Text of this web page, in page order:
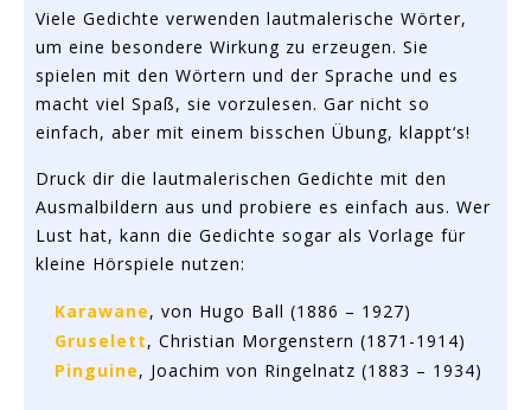
Viele Gedichte verwenden lautmalerische Wörter,
um eine besondere Wirkung zu erzeugen. Sie
spielen mit den Wörtern und der Sprache und es
macht viel Spaß, sie vorzulesen. Gar nicht so
einfach, aber mit einem bisschen Übung, klappt‘s!
Druck dir die lautmalerischen Gedichte mit den
Ausmalbildern aus und probiere es einfach aus. Wer
Lust hat, kann die Gedichte sogar als Vorlage für
kleine Hörspiele nutzen:
Karawane, von Hugo Ball (1886 – 1927)
Gruselett, Christian Morgenstern (1871-1914)
Pinguine, Joachim von Ringelnatz (1883 – 1934)